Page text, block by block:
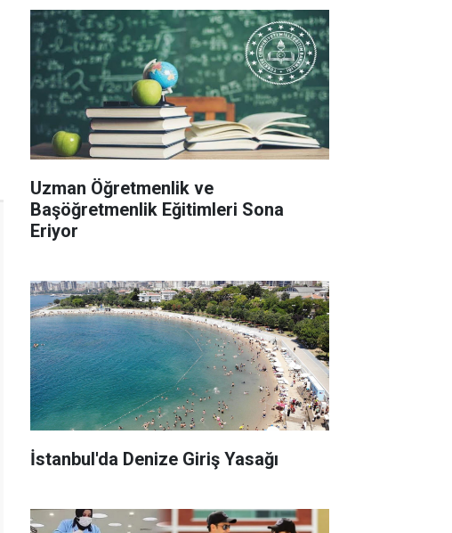
Uzman Öğretmenlik ve
Başöğretmenlik Eğitimleri Sona
Eriyor
İstanbul'da Denize Giriş Yasağı